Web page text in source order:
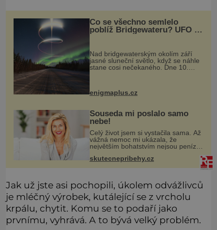
Co se všechno semlelo
poblíž Bridgewateru? UFO na
Nad bridgewaterským okolím září
jasné sluneční světlo, když se náhle
stane cosi nečekaného. Dne 10.
května roku 1760 v deset hodin
přeletu UFO
enigmaplus.cz
Souseda mi poslalo samo
nebe!
Celý život jsem si vystačila sama. Až
vážná nemoc mi ukázala, že
největším bohatstvím nejsou peníze
ochotný podat pomocnou ruku.
Vždycky jsem byla spíš samotářka.
skutecnepribehy.cz
Jak už jste asi pochopili, úkolem odvážlivců
je mléčný výrobek, kutálející se z vrcholu
krpálu, chytit. Komu se to podaří jako
prvnímu, vyhrává. A to bývá velký problém.